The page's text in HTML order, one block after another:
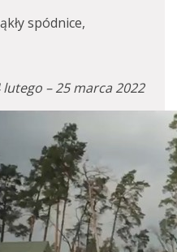
spódnice,
lutego – 25 marca 2022